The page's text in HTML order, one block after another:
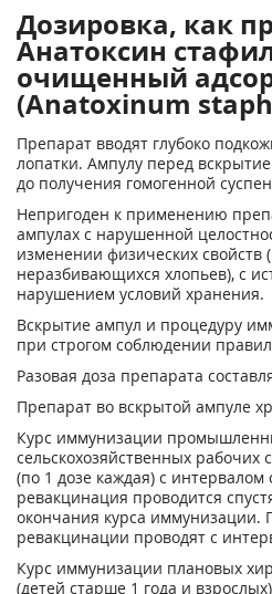
Дозировка, как
Анатоксин
очищенный
(Anatoxinum
Препарат вводят глубоко
лопатки. Ампулу перед
до получения гомогенной
Непригоден к применению
ампулах с нару­шенной
изменении физических свойств
неразбивающихся хлопьев), с
нару­шением условий хранения.
Вскрытие ампул и процедуру
при строгом соблюдении
Разовая доза препарата
Препарат во вскрытой ампуле
Курс иммунизации
сельскохозяйственных рабочих
(по 1 дозе каждая) с интервалом
ревакцинация проводится
окончания курса иммунизации.
ревакцинации проводят с
Курс иммунизации плановых
(детей старше 1 года и